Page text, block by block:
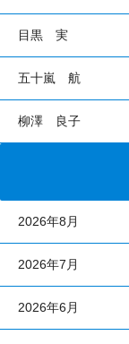
目黒 実
五十嵐 航
柳澤 良子
2026年8月
2026年7月
2026年6月